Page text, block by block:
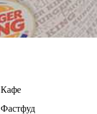
Кафе
Фастфуд